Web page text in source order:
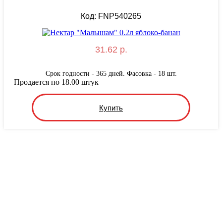
Код: FNP540265
31.62 р.
Срок годности - 365 дней. Фасовка - 18 шт.
Купить
Продается по 18.00 штук